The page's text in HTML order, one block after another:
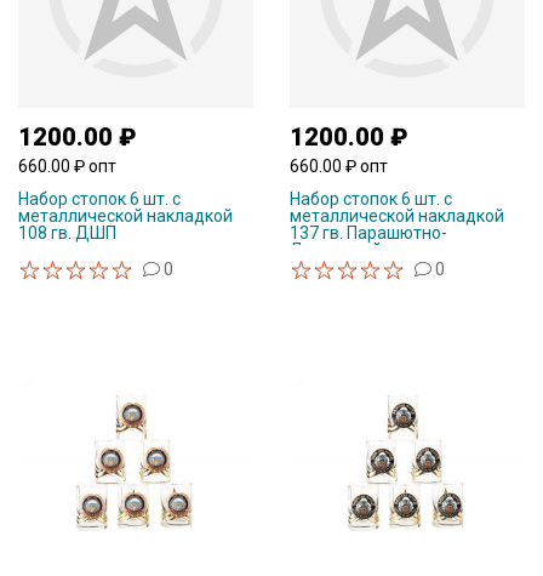
1200.00 ₽
660.00 ₽ опт
Набор стопок 6 шт. с
металлической накладкой
108 гв. ДШП
0
1200.00 ₽
660.00 ₽ опт
Набор стопок 6 шт. с
металлической накладкой
137 гв. Парашютно-
Десантный полк,
0